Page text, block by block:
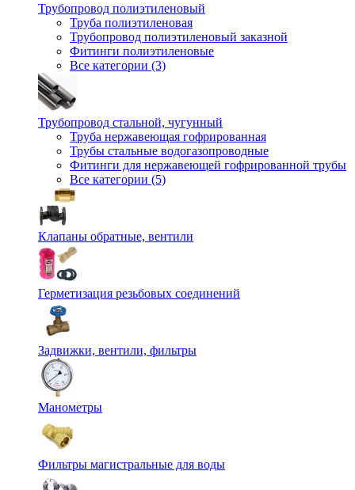
Трубопровод полиэтиленовый
Труба полиэтиленовая
Трубопровод полиэтиленовый заказной
Фитинги полиэтиленовые
Все категории (3)
Трубопровод стальной, чугунный
Труба нержавеющая гофрированная
Трубы стальные водогазопроводные
Фитинги для нержавеющей гофрированной трубы
Все категории (5)
Клапаны обратные, вентили
Герметизация резьбовых соединений
Задвижки, вентили, фильтры
Манометры
Фильтры магистральные для воды